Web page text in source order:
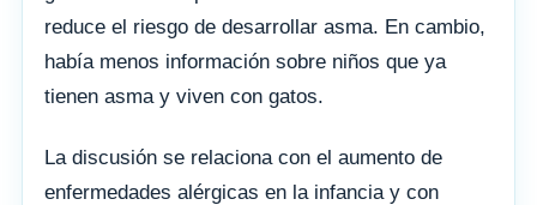
reduce el riesgo de desarrollar asma. En cambio,
había menos información sobre niños que ya
tienen asma y viven con gatos.
La discusión se relaciona con el aumento de
enfermedades alérgicas en la infancia y con